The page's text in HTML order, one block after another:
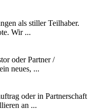
als stiller Teilhaber.
Wir ...
oder Partner /
neues, ...
oder in Partnerschaft
an ...